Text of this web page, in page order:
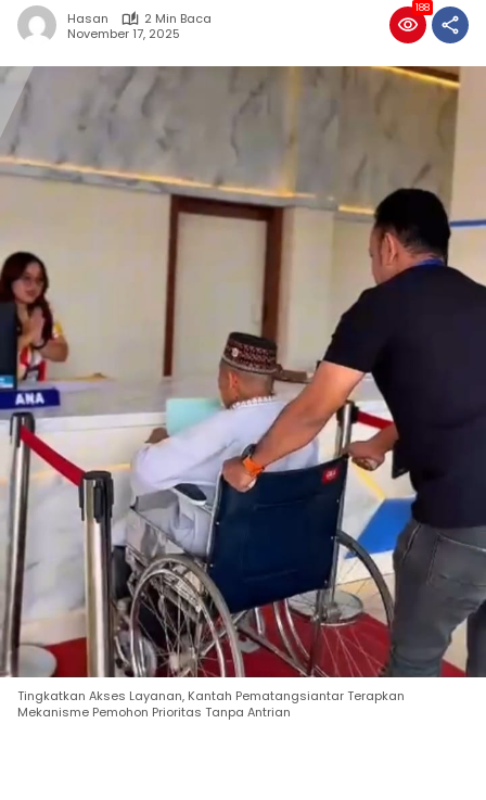
Hasan
2 Min Baca
November 17, 2025
188
Tingkatkan Akses Layanan, Kantah Pematangsiantar Terapkan
Mekanisme Pemohon Prioritas Tanpa Antrian